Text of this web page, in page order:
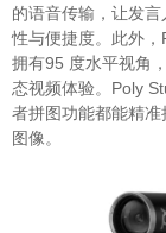
的语音传输，让发
性与便捷度。此外，
拥有95 度水平视角
态视频体验。Poly
者拼图功能都能精
图像。